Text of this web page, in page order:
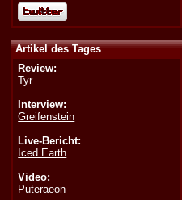
Artikel des Tages
Review:
Tyr
Interview:
Greifenstein
Live-Bericht:
Iced Earth
Video:
Puteraeon